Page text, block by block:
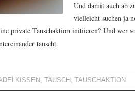
Und damit auch ab
vielleicht suchen ja
private Tauschaktion initiieren? Und wer
tauscht.
, TAUSCH , TAUSCHAKTION